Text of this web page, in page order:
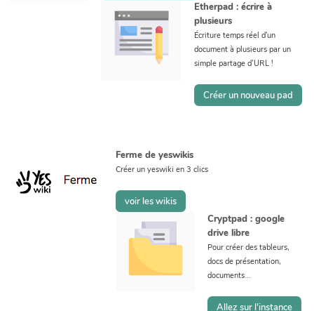
Etherpad : écrire à
plusieurs
Écriture temps réel d'un
document à plusieurs par un
simple partage d’URL !
Créer un nouveau pad
Ferme de yeswikis
Créer un yeswiki en 3 clics
voir les wikis
Cryptpad : google
drive libre
Pour créer des tableurs,
docs de présentation,
documents...
Allez sur l'instance